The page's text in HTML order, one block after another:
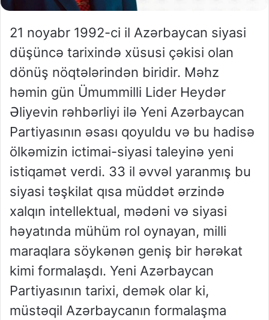
21 noyabr 1992-ci il Azərbaycan siyasi
düşüncə tarixində xüsusi çəkisi olan
dönüş nöqtələrindən biridir. Məhz
həmin gün Ümummilli Lider Heydər
Əliyevin rəhbərliyi ilə Yeni Azərbaycan
Partiyasının əsası qoyuldu və bu hadisə
ölkəmizin ictimai-siyasi taleyinə yeni
istiqamət verdi. 33 il əvvəl yaranmış bu
siyasi təşkilat qısa müddət ərzində
xalqın intellektual, mədəni və siyasi
həyatında mühüm rol oynayan, milli
maraqlara söykənən geniş bir hərəkat
kimi formalaşdı. Yeni Azərbaycan
Partiyasının tarixi, demək olar ki,
müstəqil Azərbaycanın formalaşma